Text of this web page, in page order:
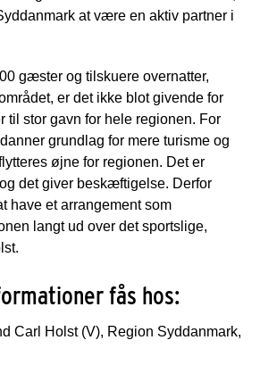
at være en aktiv partner i
gæster og tilskuere overnatter,
er det ikke blot givende for
til stor gavn for hele regionen. For
grundlag for mere turisme og
øjne for regionen. Det er
det giver beskæftigelse. Derfor
have et arrangement som
langt ud over det sportslige,
fås hos:
Carl Holst (V), Region Syddanmark,